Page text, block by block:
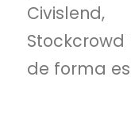
de forma